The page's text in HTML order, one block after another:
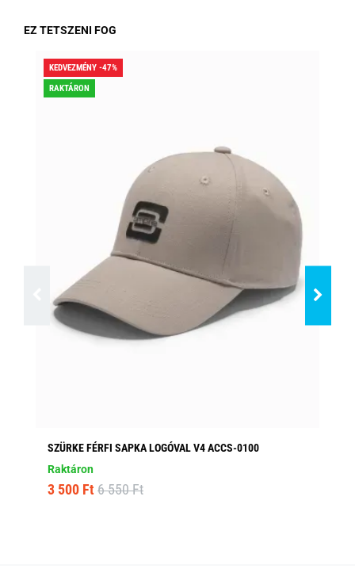
EZ TETSZENI FOG
KEDVEZMÉNY -47%
RAKTÁRON
SZÜRKE FÉRFI SAPKA LOGÓVAL V4 ACCS-0100
Raktáron
3 500 Ft 6 550 Ft